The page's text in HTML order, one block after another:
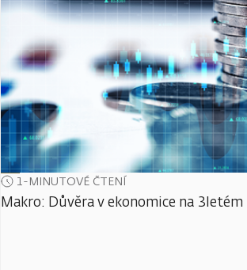
1-MINUTOVÉ ČTENÍ
Makro: Důvěra v ekonomice na